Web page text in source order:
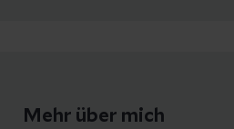
Mehr über mich